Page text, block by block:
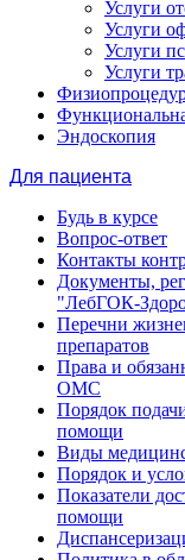
Услуги
Услуги
Услуги
Услуги
Эндоскопия
Для пациента
Будь в курсе
Вопрос-ответ
Контакты
Документы,
"ЛебГОК-
Перечни
препаратов
Права и
ОМС
Порядок
помощи
Виды
Порядок и
Показатели
помощи